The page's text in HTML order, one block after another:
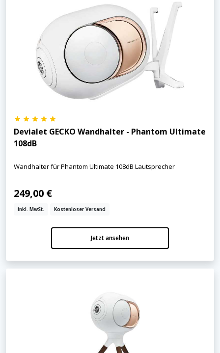
Devialet GECKO Wandhalter - Phantom Ultimate
108dB
Wandhalter für Phantom Ultimate 108dB Lautsprecher
249,00 €
inkl. MwSt. Kostenloser Versand
Jetzt ansehen